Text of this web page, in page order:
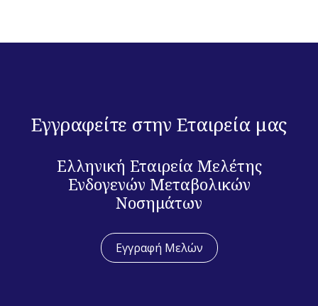
Εγγραφείτε στην Εταιρεία μας
Ελληνική Εταιρεία Μελέτης
Ενδογενών Μεταβολικών
Νοσημάτων
Εγγραφή Μελών